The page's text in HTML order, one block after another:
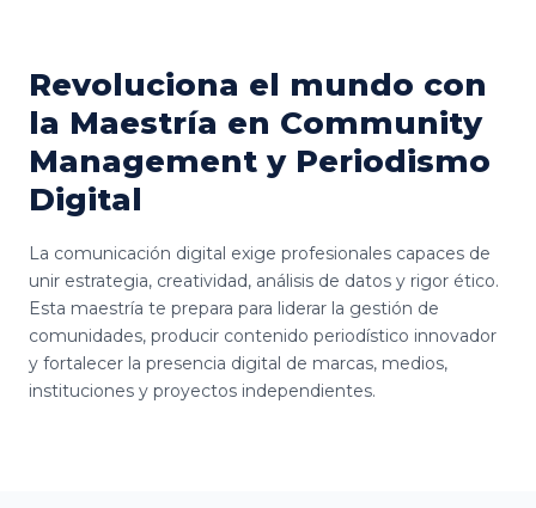
Revoluciona el mundo con
la Maestría en Community
Management y Periodismo
Digital
La comunicación digital exige profesionales capaces de
unir estrategia, creatividad, análisis de datos y rigor ético.
Esta maestría te prepara para liderar la gestión de
comunidades, producir contenido periodístico innovador
y fortalecer la presencia digital de marcas, medios,
instituciones y proyectos independientes.